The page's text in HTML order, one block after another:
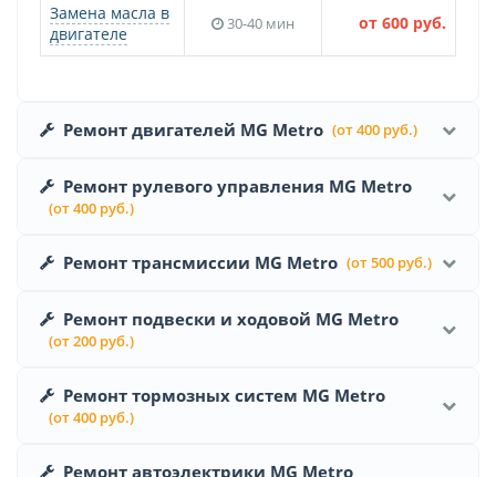
Замена масла в
двигателе
30-40 мин от 600 руб.
Ремонт двигателей MG Metro (от 400 руб.)
Ремонт рулевого управления MG Metro
(от 400 руб.)
Ремонт трансмиссии MG Metro (от 500 руб.)
Ремонт подвески и ходовой MG Metro
(от 200 руб.)
Ремонт тормозных систем MG Metro
(от 400 руб.)
Ремонт автоэлектрики MG Metro